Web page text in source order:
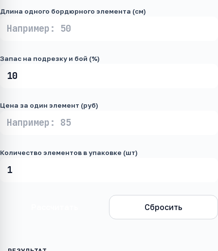
Длина одного бордюрного элемента (см)
Запас на подрезку и бой (%)
Цена за один элемент (руб)
Количество элементов в упаковке (шт)
Сбросить